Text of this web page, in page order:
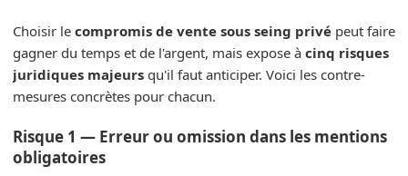
Choisir le compromis de vente sous seing privé peut faire
gagner du temps et de l'argent, mais expose à cinq risques
juridiques majeurs qu'il faut anticiper. Voici les contre-
mesures concrètes pour chacun.
Risque 1 — Erreur ou omission dans les mentions
obligatoires